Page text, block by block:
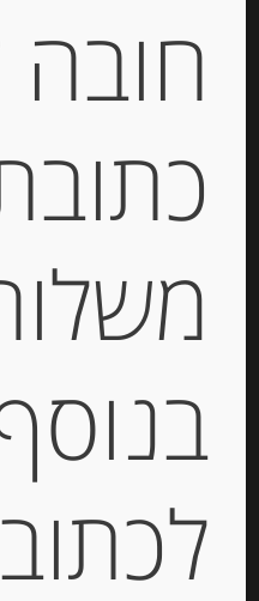
תיאור
France”
מידע נוסף
Out of